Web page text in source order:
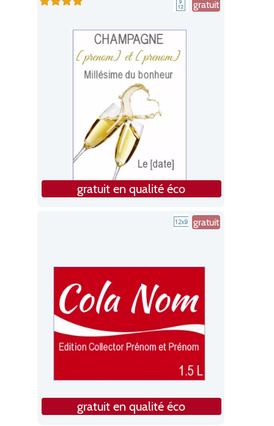
gratuit
gratuit en qualité éco
gratuit
gratuit en qualité éco